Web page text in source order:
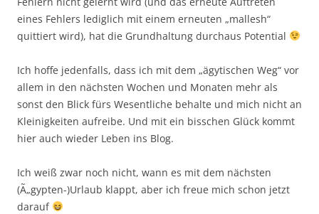
eines Fehlers lediglich mit einem erneuten „mallesh“
quittiert wird), hat die Grundhaltung durchaus Potential
Ich hoffe jedenfalls, dass ich mit dem „ägytischen Weg“ vor
allem in den nächsten Wochen und Monaten mehr als
sonst den Blick fürs Wesentliche behalte und mich nicht an
Kleinigkeiten aufreibe. Und mit ein bisschen Glück kommt
hier auch wieder Leben ins Blog.
Ich weiß zwar noch nicht, wann es mit dem nächsten
(Ã„gypten-)Urlaub klappt, aber ich freue mich schon jetzt
darauf